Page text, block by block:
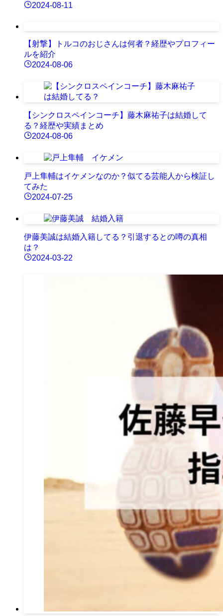
2024-08-11
【射撃】トルコのおじさんは何者？経歴やプロフィー
ルを紹介
2024-08-06
【シンクロスペインコーチ】藤木麻祐子は結婚して
る？経歴や実績まとめ
2024-08-06
戸上隼輔はイケメンなのか？似てる芸能人から検証し
てみた
2024-07-25
伊藤美誠は結婚入籍してる？引退するとの噂の真相
は？
2024-03-22